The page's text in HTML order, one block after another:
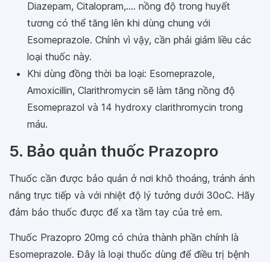
Diazepam, Citalopram,.... nồng độ trong huyết
tương có thể tăng lên khi dùng chung với
Esomeprazole. Chính vì vậy, cần phải giảm liều các
loại thuốc này.
Khi dùng đồng thời ba loại: Esomeprazole,
Amoxicillin, Clarithromycin sẽ làm tăng nồng độ
Esomeprazol và 14 hydroxy clarithromycin trong
máu.
5. Bảo quản thuốc Prazopro
Thuốc cần được bảo quản ở nơi khô thoáng, tránh ánh
nắng trực tiếp và với nhiệt độ lý tưởng dưới 30oC. Hãy
đảm bảo thuốc được để xa tầm tay của trẻ em.
Thuốc Prazopro 20mg có chứa thành phần chính là
Esomeprazole. Đây là loại thuốc dùng để điều trị bệnh